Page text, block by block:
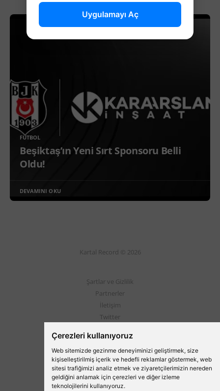
Çerezleri kullanıyoruz
Web sitemizde gezinme deneyiminizi geliştirmek, size
kişiselleştirilmiş içerik ve hedefli reklamlar göstermek, web
sitesi trafiğimizi analiz etmek ve ziyaretçilerimizin nereden
geldiğini anlamak için çerezleri ve diğer izleme
teknolojilerini kullanıyoruz.
FUTBOL
Beşiktaş’ın Yeni Sırt Sponsoru Belli
Oldu!
DEVAMINI OKU
Kartal Record © 2026
Şartlar ve Gizlilik
Partnerler
İletişim
Twitter
Beşiktaş'ın Medyası
Uygulamayı Aç